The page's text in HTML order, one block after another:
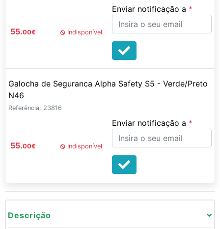
55.00€ Indisponível
Enviar notificação a
Galocha de Seguranca Alpha Safety S5 - Verde/Preto
N46
Referência: 23816
55.00€ Indisponível
Enviar notificação a
Descrição